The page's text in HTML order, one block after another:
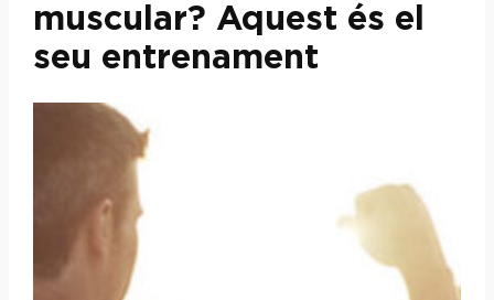
muscular? Aquest és el
seu entrenament